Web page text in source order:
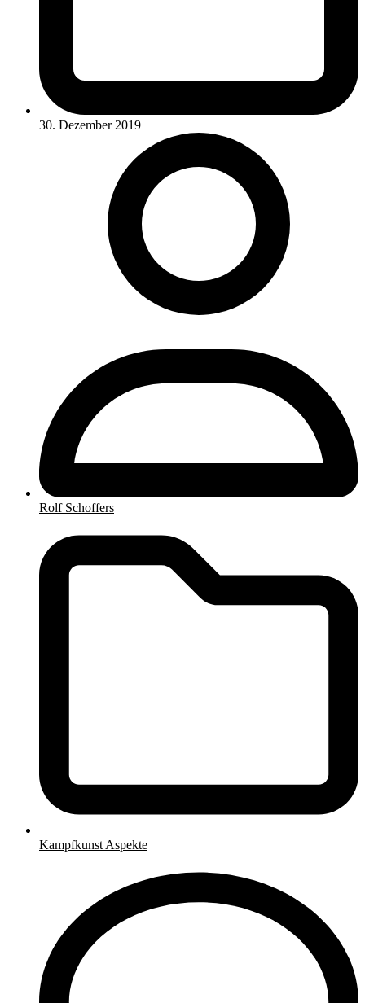
30. Dezember 2019
Rolf Schoffers
Kampfkunst Aspekte